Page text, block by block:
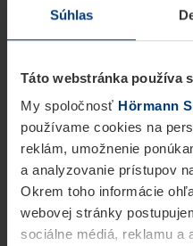
Súhlas
Táto webstránka používa
My spoločnosť Hörmann
používame cookies na
reklám, umožnenie
a analyzovanie prístupov
Okrem toho informácie
webovej stránky
sociálne médiá, reklamu a